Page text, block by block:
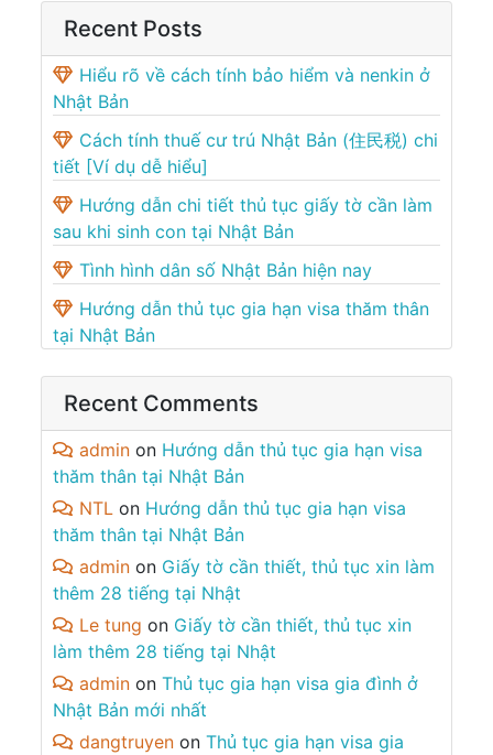
Recent Posts
Hiểu rõ về cách tính bảo hiểm và nenkin ở
Nhật Bản
Cách tính thuế cư trú Nhật Bản (住民税) chi
tiết [Ví dụ dễ hiểu]
Hướng dẫn chi tiết thủ tục giấy tờ cần làm
sau khi sinh con tại Nhật Bản
Tình hình dân số Nhật Bản hiện nay
Hướng dẫn thủ tục gia hạn visa thăm thân
tại Nhật Bản
Recent Comments
admin on Hướng dẫn thủ tục gia hạn visa
thăm thân tại Nhật Bản
NTL on Hướng dẫn thủ tục gia hạn visa
thăm thân tại Nhật Bản
admin on Giấy tờ cần thiết, thủ tục xin làm
thêm 28 tiếng tại Nhật
Le tung on Giấy tờ cần thiết, thủ tục xin
làm thêm 28 tiếng tại Nhật
admin onThủ tục gia hạn visa gia đình ở
Nhật Bản mới nhất
dangtruyen onThủ tục gia hạn visa gia